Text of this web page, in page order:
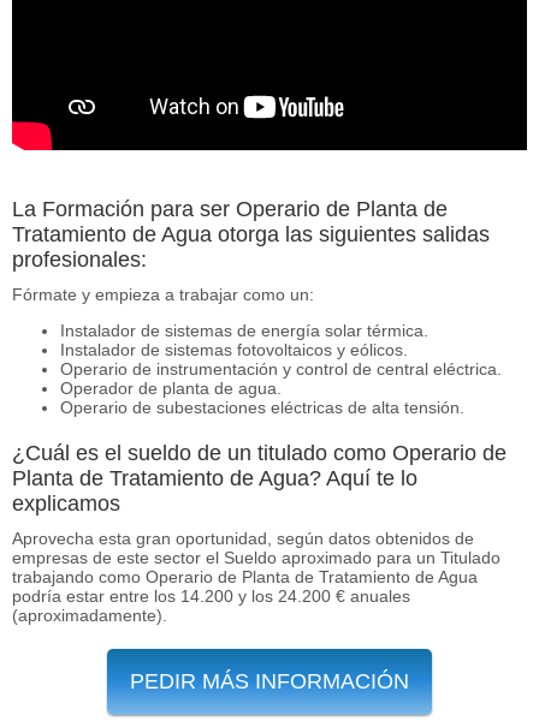
La Formación para ser Operario de Planta de
Tratamiento de Agua otorga las siguientes salidas
profesionales:
Fórmate y empieza a trabajar como un:
Instalador de sistemas de energía solar térmica.
Instalador de sistemas fotovoltaicos y eólicos.
Operario de instrumentación y control de central eléctrica.
Operador de planta de agua.
Operario de subestaciones eléctricas de alta tensión.
¿Cuál es el sueldo de un titulado como Operario de
Planta de Tratamiento de Agua? Aquí te lo
explicamos
Aprovecha esta gran oportunidad, según datos obtenidos de
empresas de este sector el Sueldo aproximado para un Titulado
trabajando como Operario de Planta de Tratamiento de Agua
podría estar entre los 14.200 y los 24.200 € anuales
(aproximadamente).
PEDIR MÁS INFORMACIÓN